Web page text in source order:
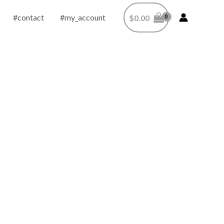
#contact #my_account $0.00